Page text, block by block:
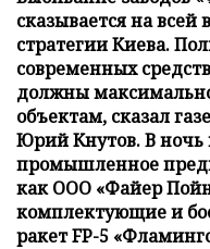
сказывается на
стратегии Киева.
современных
должны
объектам, сказал
Юрий Кнутов. В ночь
промышленное
как ООО «Файер
комплектующие и
ракет FP-5